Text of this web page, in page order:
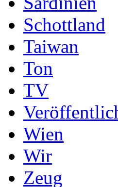
Schottland
Taiwan
Ton
TV
Wien
Wir
Zeug